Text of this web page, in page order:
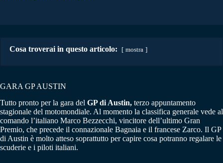
Cosa troverai in questo articolo: mostra
GARA GP AUSTIN
Tutto pronto per la gara del GP di Austin, terzo appuntamento
stagionale del motomondiale. Al momento la classifica generale vede al
comando l’italiano Marco Bezzecchi, vincitore dell’ultimo Gran
Premio, che precede il connazionale Bagnaia e il francese Zarco. Il GP
di Austin è molto atteso soprattutto per capire cosa potranno regalare le
scuderie e i piloti italiani.